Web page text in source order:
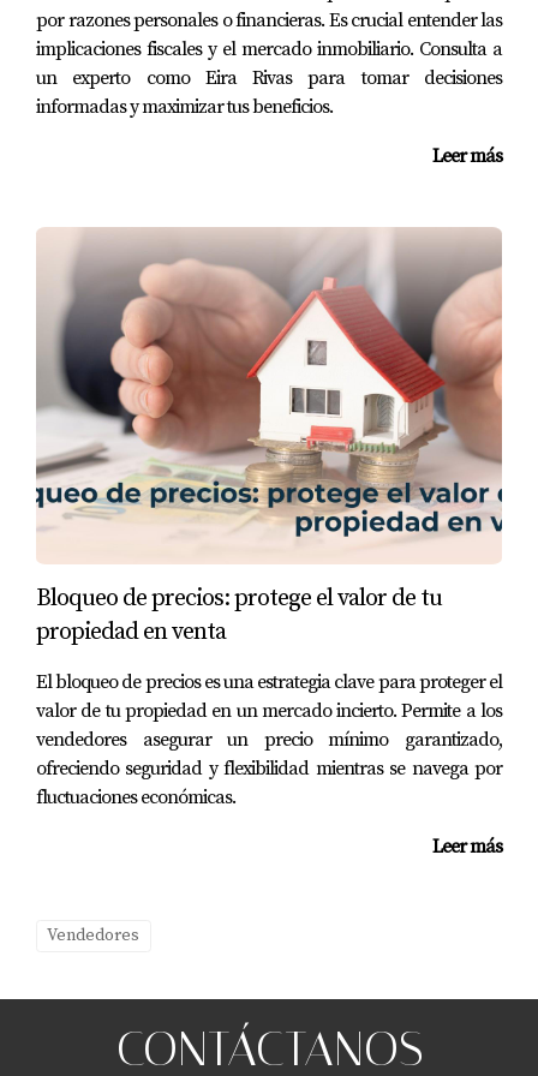
vainilla o lavanda.
Decoración Sutil
Opta por decoraciones sencillas y neutras que no
distraigan a los compradores. Un par de cojines bien
sobrecargar el espacio.
“Los detalles son lo que convierten una casa
en un hogar.”
CASOS PRÁCTICOS NATURALES
Para ilustrar cómo estas estrategias pueden
implementarse en situaciones reales, aquí hay tres casos
prácticos:
Caso 1: La Casa Familiar
Una familia decidió vender su hogar después de años
desorden y pintaron las paredes con colores neutros.
También mejoraron la iluminación con lámparas
modernas y crearon un ambiente acogedor con toques
decorativos simples. Como resultado, vendieron su casa
Un joven profesional quería vender su apartamento en el
grande. Además, incorporó plantas verdes para dar vida
al lugar. La combinación atrajo a muchos interesados,
por razones personales o financieras. Es crucial entender las
implicaciones fiscales y el mercado inmobiliario. Consulta a
un experto como Eira Rivas para tomar decisiones
informadas y maximizar tus beneficios.
Leer más
Bloqueo de precios: protege el valor de tu
propiedad en venta
El bloqueo de precios es una estrategia clave para proteger el
valor de tu propiedad en un mercado incierto. Permite a los
vendedores asegurar un precio mínimo garantizado,
ofreciendo seguridad y flexibilidad mientras se navega por
fluctuaciones económicas.
Leer más
Vendedores
CONTÁCTANOS